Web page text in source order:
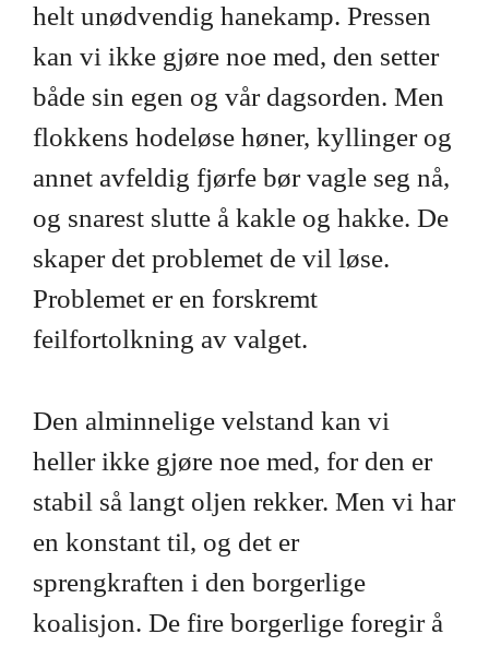
helt unødvendig hanekamp. Pressen
kan vi ikke gjøre noe med, den setter
både sin egen og vår dagsorden. Men
flokkens hodeløse høner, kyllinger og
annet avfeldig fjørfe bør vagle seg nå,
og snarest slutte å kakle og hakke. De
skaper det problemet de vil løse.
Problemet er en forskremt
feilfortolkning av valget.
Den alminnelige velstand kan vi
heller ikke gjøre noe med, for den er
stabil så langt oljen rekker. Men vi har
en konstant til, og det er
sprengkraften i den borgerlige
koalisjon. De fire borgerlige foregir å